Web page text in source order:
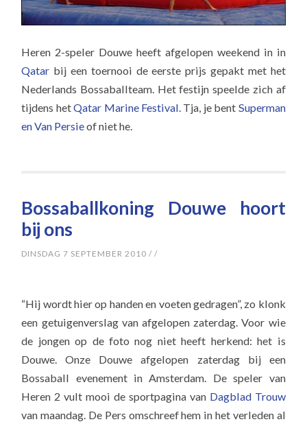
Heren 2-speler Douwe heeft afgelopen weekend in in
Qatar bij een toernooi de eerste prijs gepakt met het
Nederlands Bossaballteam. Het festijn speelde zich af
tijdens hetQatar Marine Festival . Tja, je bent Superman
en Van Persieof niet he.
Bossaballkoning Douwe hoort
bij ons
DINSDAG 7 SEPTEMBER 2010 //
“Hij wordt hier op handen en voeten gedragen”, zo klonk
een getuigenverslag van afgelopen zaterdag. Voor wie
de jongen op de foto nog niet heeft herkend: het is
Douwe. Onze Douwe afgelopen zaterdag bij een
Bossaball evenement in Amsterdam. De speler van
Heren 2 vult mooi de sportpagina van Dagblad Trouw
van maandag. De Pers omschreef hem in het verleden al